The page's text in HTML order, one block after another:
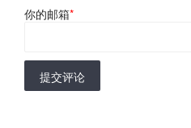
你的邮箱*
提交评论